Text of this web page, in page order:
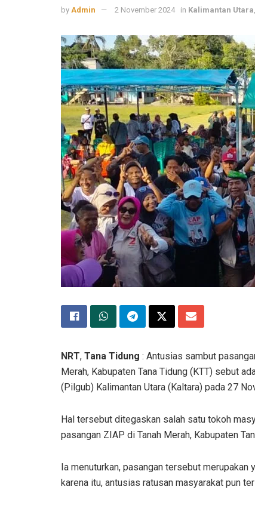
by Admin 2 November 2024 in Kalimantan Utara
NRT, Tana Tidung : Antusias sambut
Merah, Kabupaten Tana Tidung (KTT) sebut
(Pilgub) Kalimantan Utara (Kaltara) pada 27
Hal tersebut ditegaskan salah satu tokoh
pasangan ZIAP di Tanah Merah, Kabupaten
Ia menuturkan, pasangan tersebut merupakan
karena itu, antusias ratusan masyarakat pun